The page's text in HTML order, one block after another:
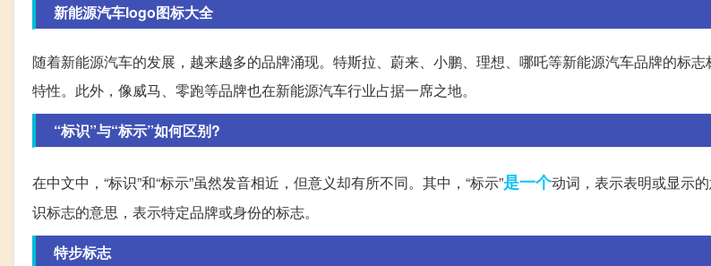
新能源汽车logo图标大全
随着新能源汽车的发展，越来越多的品牌涌现。特斯拉、蔚来、小鹏、理想、哪吒等新能源汽车品牌的标
特性。此外，像威马、零跑等品牌也在新能源汽车行业占据一席之地。
“标识”与“标示”如何区别?
在中文中，“标识”和“标示”虽然发音相近，但意义却有所不同。其中，“标示”是一个动词，表示表明或显示
识标志的意思，表示特定品牌或身份的标志。
特步标志